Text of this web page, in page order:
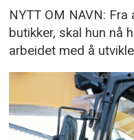
NYTT OM NAVN:
butikker, skal hun nå
arbeidet med å